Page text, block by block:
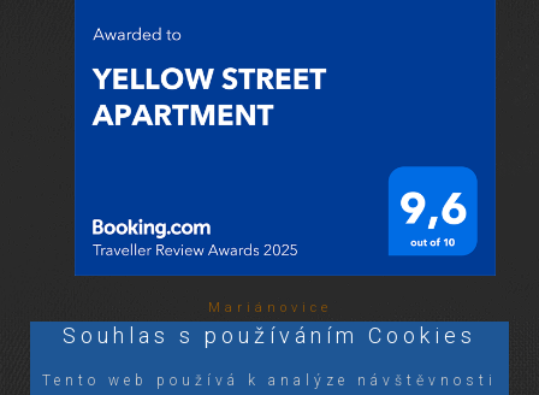
Mariánovice
Souhlas s používáním Cookies
Tento web používá k analýze návštěvnosti